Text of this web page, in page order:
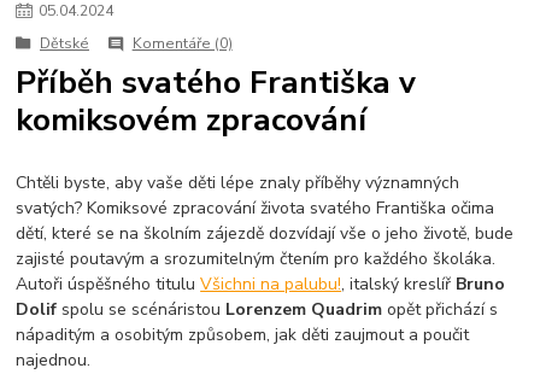
05.04.2024
Dětské
Komentáře (0)
Příběh svatého Františka v
komiksovém zpracování
Chtěli byste, aby vaše děti lépe znaly příběhy významných
svatých? Komiksové zpracování života svatého Františka očima
dětí, které se na školním zájezdě dozvídají vše o jeho životě, bude
zajisté poutavým a srozumitelným čtením pro každého školáka.
Autoři úspěšného tituluVšichni na palubu!, italský kreslíř Bruno
Dolif spolu se scénáristou Lorenzem Quadrim opět přichází s
nápaditým a osobitým způsobem, jak děti zaujmout a poučit
najednou.